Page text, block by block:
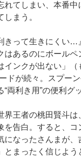
れてしまい、本番
まう。
って生きにくい…
はあるのにボール
インクが出ない」
ドが続々。スプー
両利き用”の便利グ
王者の桃田賢斗は
を告白。すると、
になったさんまが
まったく信じよう